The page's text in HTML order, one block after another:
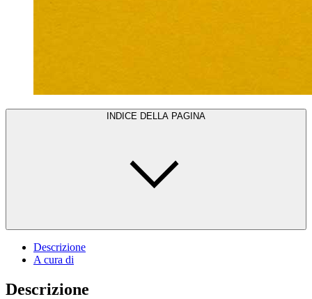
INDICE DELLA PAGINA
Descrizione
A cura di
Descrizione